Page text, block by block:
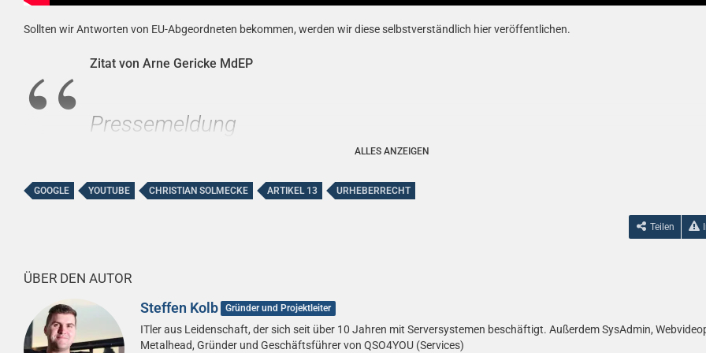
Sollten wir Antworten von EU-Abgeordneten bekommen, werden wir diese selbstverständlich hier veröffentlichen.
Zitat von Arne Gericke MdEP
Pressemeldung
Arne Gericke MdEP bezieht Stellung zu umstrittenen Artikeln der
ALLES ANZEIGEN
GOOGLE YOUTUBE CHRISTIAN SOLMECKE ARTIKEL 13 URHEBERRECHT
Teilen
ÜBER DEN AUTOR
Steffen Kolb Gründer und Projektleiter
ITler aus Leidenschaft, der sich seit über 10 Jahren mit Serversystemen beschäftigt. Außerdem SysAdmin,
Metalhead, Gründer und Geschäftsführer von QSO4YOU (Services)